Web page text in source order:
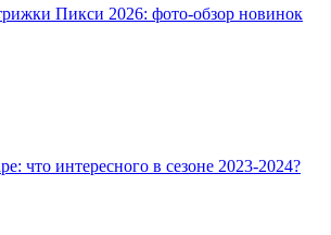
Пикси 2026: фото-обзор новинок
что интересного в сезоне 2023-2024?